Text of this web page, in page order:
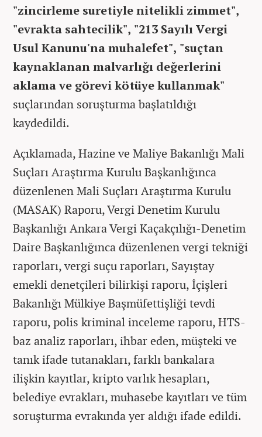
"zincirleme suretiyle nitelikli zimmet",
"evrakta sahtecilik", "213 Sayılı Vergi
Usul Kanunu'na muhalefet", "suçtan
kaynaklanan malvarlığı değerlerini
aklama ve görevi kötüye kullanmak"
suçlarından soruşturma başlatıldığı
kaydedildi.
Açıklamada, Hazine ve Maliye Bakanlığı Mali
Suçları Araştırma Kurulu Başkanlığınca
düzenlenen Mali Suçları Araştırma Kurulu
(MASAK) Raporu, Vergi Denetim Kurulu
Başkanlığı Ankara Vergi Kaçakçılığı-Denetim
Daire Başkanlığınca düzenlenen vergi tekniği
raporları, vergi suçu raporları, Sayıştay
emekli denetçileri bilirkişi raporu, İçişleri
Bakanlığı Mülkiye Başmüfettişliği tevdi
raporu, polis kriminal inceleme raporu, HTS-
baz analiz raporları, ihbar eden, müşteki ve
tanık ifade tutanakları, farklı bankalara
ilişkin kayıtlar, kripto varlık hesapları,
belediye evrakları, muhasebe kayıtları ve tüm
soruşturma evrakında yer aldığı ifade edildi.